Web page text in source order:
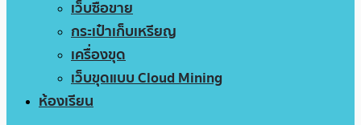
เว็บซื้อขาย
กระเป๋าเก็บเหรียญ
เครื่องขุด
เว็บขุดแบบ Cloud Mining
ห้องเรียน